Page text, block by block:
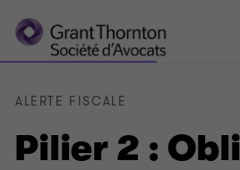
Pilier 2 :
ALERTE FISCALE